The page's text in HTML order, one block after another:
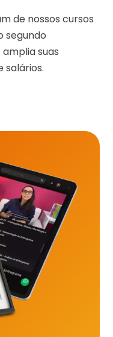
de nossos cursos
segundo
suas
salários.